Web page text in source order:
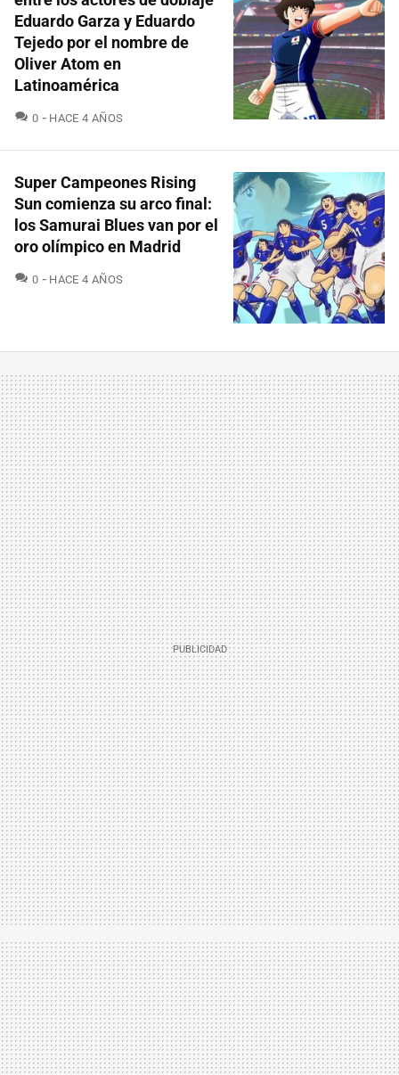
Eduardo Garza y Eduardo
Tejedo por el nombre de
Oliver Atom en
Latinoamérica
0 COMENTARIOS
HACE 4 AÑOS
Super Campeones Rising
Sun comienza su arco final:
los Samurai Blues van por el
oro olímpico en Madrid
0 COMENTARIOS
HACE 4 AÑOS